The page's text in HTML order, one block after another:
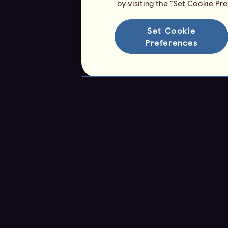
Rangliste
Die Gesamtrangliste
Die Platzierung für die Rasse
by visiting the “Set Cookie
Set Cookie
Preferences